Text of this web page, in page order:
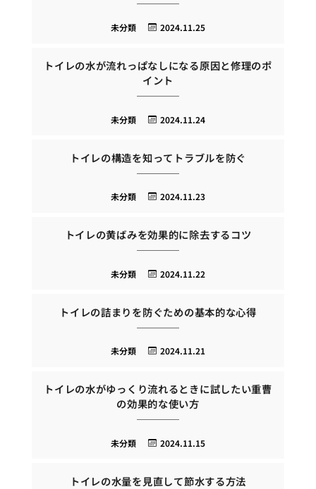
2024.11.25
未分類
トイレの水が流れっぱなしになる原因と修理のポ
イント
2024.11.24
未分類
トイレの構造を知ってトラブルを防ぐ
2024.11.23
未分類
トイレの黄ばみを効果的に除去するコツ
2024.11.22
未分類
トイレの詰まりを防ぐための基本的な心得
2024.11.21
未分類
トイレの水がゆっくり流れるときに試したい重曹
の効果的な使い方
2024.11.15
未分類
トイレの水量を見直して節水する方法